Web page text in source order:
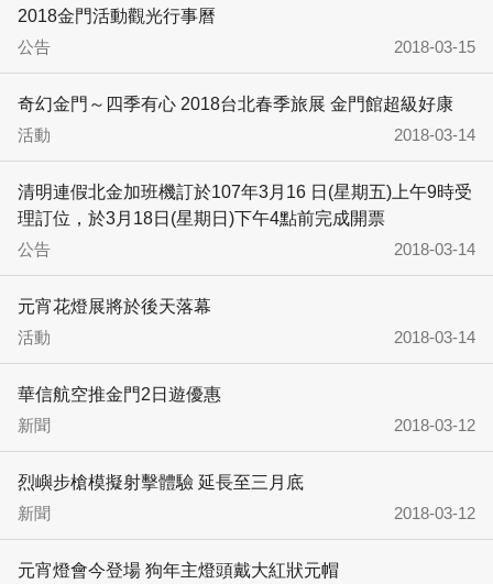
2018金門活動觀光行事曆
公告
2018-03-15
奇幻金門～四季有心 2018台北春季旅展 金門館超級好康
活動
2018-03-14
清明連假北金加班機訂於107年3月16 日(星期五)上午9時受
理訂位，於3月18日(星期日)下午4點前完成開票
公告
2018-03-14
元宵花燈展將於後天落幕
活動
2018-03-14
華信航空推金門2日遊優惠
新聞
2018-03-12
烈嶼步槍模擬射擊體驗 延長至三月底
新聞
2018-03-12
元宵燈會今登場 狗年主燈頭戴大紅狀元帽